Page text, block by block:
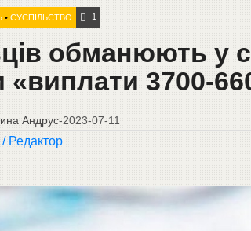
• СУСПІЛЬСТВО 1
обманюють у
«виплати 3700-
Андрус-2023-07-11
Редактор